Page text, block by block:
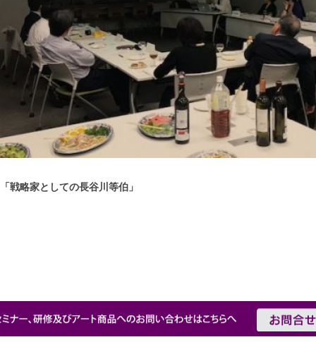
「戦略家としての長谷川等伯」